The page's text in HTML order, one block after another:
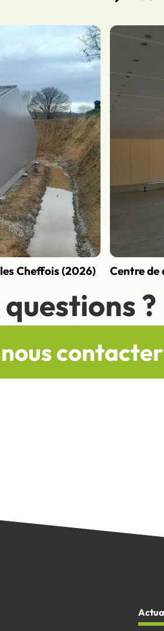
Cheffois (2026) Centre
?
nous contacter